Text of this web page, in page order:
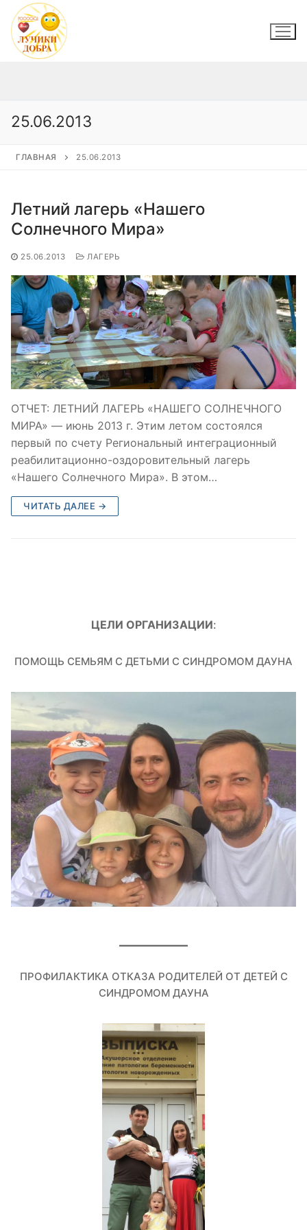
Перейти
содержимому
25.06.2013
ГЛАВНАЯ 25.06.2013
Летний лагерь «Нашего
Солнечного Мира»
25.06.2013 ЛАГЕРЬ
ОТЧЕТ: ЛЕТНИЙ ЛАГЕРЬ «НАШЕГО СОЛНЕЧНОГО
МИРА» — июнь 2013 г. Этим летом состоялся
первый по счету Региональный интеграционный
реабилитационно-оздоровительный лагерь
«Нашего Солнечного Мира». В этом…
ЧИТАТЬ ДАЛЕЕ →
ЦЕЛИ ОРГАНИЗАЦИИ:
ПОМОЩЬ СЕМЬЯМ С ДЕТЬМИ С СИНДРОМОМ ДАУНА
ПРОФИЛАКТИКА ОТКАЗА РОДИТЕЛЕЙ ОТ ДЕТЕЙ С
СИНДРОМОМ ДАУНА